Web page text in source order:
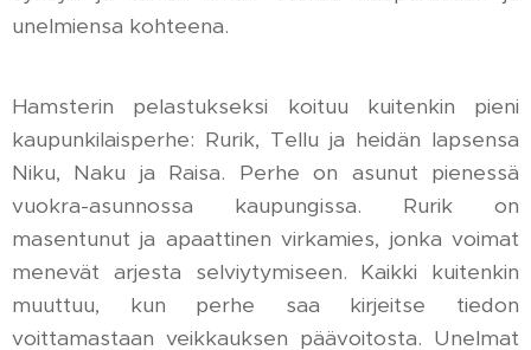
unelmiensa kohteena.
Hamsterin pelastukseksi koituu kuitenkin pieni
kaupunkilaisperhe: Rurik, Tellu ja heidän lapsensa
Niku, Naku ja Raisa. Perhe on asunut pienessä
vuokra-asunnossa kaupungissa. Rurik on
masentunut ja apaattinen virkamies, jonka voimat
menevät arjesta selviytymiseen. Kaikki kuitenkin
muuttuu, kun perhe saa kirjeitse tiedon
voittamastaan veikkauksen päävoitosta. Unelmat